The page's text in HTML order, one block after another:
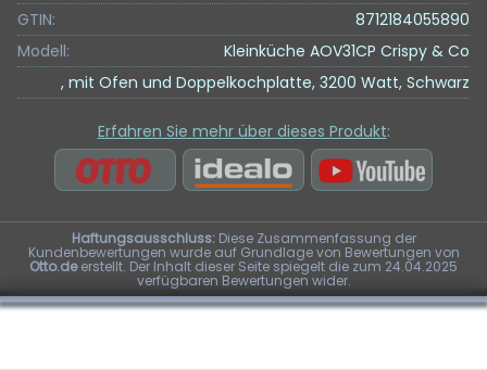
GTIN:
8712184055890
Modell:
Kleinküche AOV31CP Crispy & Co
, mit Ofen und Doppelkochplatte, 3200 Watt, Schwarz
Erfahren Sie mehr über dieses Produkt:
Haftungsausschluss:Diese Zusammenfassung der
Kundenbewertungen wurde auf Grundlage von Bewertungen von
Otto.deerstellt. Der Inhalt dieser Seite spiegelt die zum 24.04.2025
verfügbaren Bewertungen wider.